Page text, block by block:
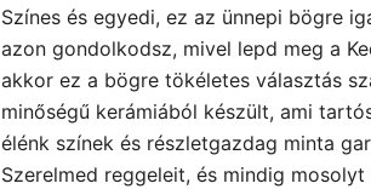
Színes és egyedi, ez az ünnepi bögre
azon gondolkodsz, mivel lepd meg a
akkor ez a bögre tökéletes választás
minőségű kerámiából készült, ami
élénk színek és részletgazdag minta
Szerelmed reggeleit, és mindig